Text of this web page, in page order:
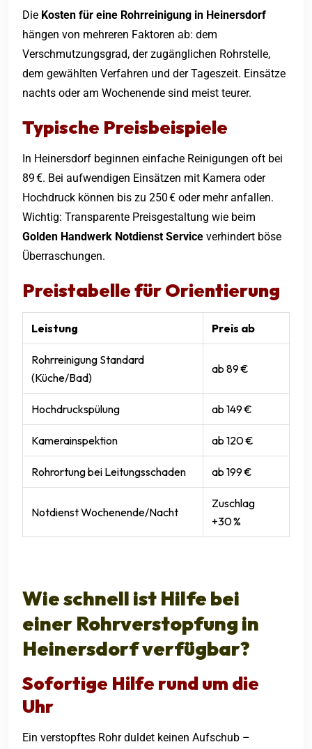
Die Kosten für eine Rohrreinigung in Heinersdorf
hängen von mehreren Faktoren ab: dem
Verschmutzungsgrad, der zugänglichen Rohrstelle,
dem gewählten Verfahren und der Tageszeit. Einsätze
nachts oder am Wochenende sind meist teurer.
Typische Preisbeispiele
In Heinersdorf beginnen einfache Reinigungen oft bei
89 €. Bei aufwendigen Einsätzen mit Kamera oder
Hochdruck können bis zu 250 € oder mehr anfallen.
Wichtig: Transparente Preisgestaltung wie beim
Golden Handwerk Notdienst Service verhindert böse
Überraschungen.
Preistabelle für Orientierung
Leistung Preis ab
Rohrreinigung Standard
(Küche/Bad)
ab 89 €
Hochdruckspülung ab 149 €
Kamerainspektion ab 120 €
Rohrortung bei Leitungsschaden ab 199 €
Notdienst Wochenende/Nacht
Zuschlag
+30 %
Wie schnell ist Hilfe bei
einer Rohrverstopfung in
Heinersdorf verfügbar?
Sofortige Hilfe rund um die
Uhr
Ein verstopftes Rohr duldet keinen Aufschub –